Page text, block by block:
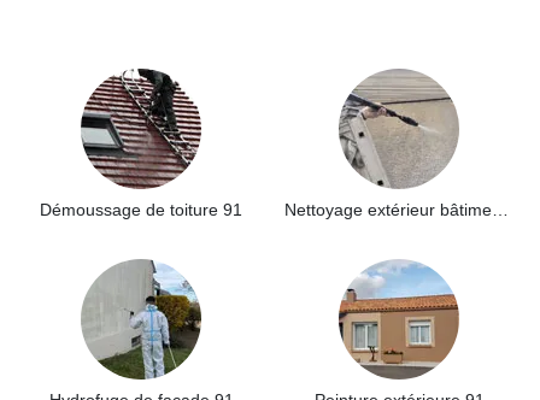
Démoussage de toiture 91